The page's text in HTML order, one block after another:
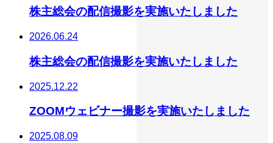
株主総会の配信撮影を実施いたしました
2026.06.24
株主総会の配信撮影を実施いたしました
2025.12.22
ZOOMウェビナー撮影を実施いたしました
2025.08.09